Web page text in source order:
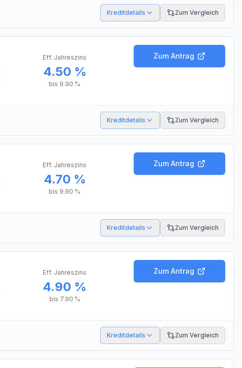
Kreditdetails Zum Vergleich
Eff. Jahreszins
4.50 %
bis 9.90 %
Zum Antrag
Kreditdetails Zum Vergleich
Eff. Jahreszins
4.70 %
bis 9.90 %
Zum Antrag
Kreditdetails Zum Vergleich
Eff. Jahreszins
4.90 %
bis 7.90 %
Zum Antrag
Kreditdetails Zum Vergleich